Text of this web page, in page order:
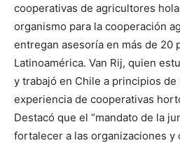
cooperativas de agricultores
organismo para la cooperación
entregan asesoría en más de 20
Latinoamérica. Van Rij, quien
y trabajó en Chile a principios de
experiencia de cooperativas
Destacó que el “mandato de la
fortalecer a las organizaciones y